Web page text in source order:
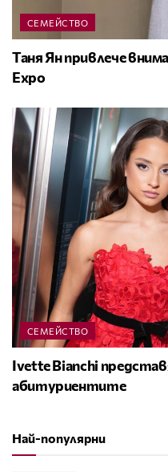
СЕМЕЙСТВО
Таня Ян привлече
Expo
СЕМЕЙСТВО
Ivette Bianchi
абитуриентите
Най-популярни